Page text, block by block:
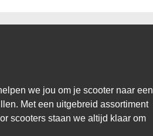
we jou om je scooter naar een
Met een uitgebreid assortiment
scooters staan we altijd klaar om